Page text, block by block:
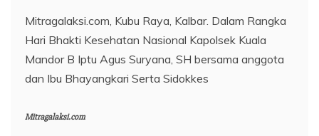
Mitragalaksi.com, Kubu Raya, Kalbar. Dalam Rangka
Hari Bhakti Kesehatan Nasional Kapolsek Kuala
Mandor B Iptu Agus Suryana, SH bersama anggota
dan Ibu Bhayangkari Serta Sidokkes
Mitragalaksi.com